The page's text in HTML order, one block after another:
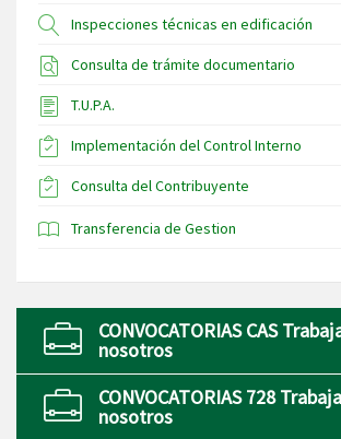
Inspecciones técnicas en edificación
Consulta de trámite documentario
T.U.P.A.
Implementación del Control Interno
Consulta del Contribuyente
Transferencia de Gestion
CONVOCATORIAS CAS
nosotros
CONVOCATORIAS 728
nosotros